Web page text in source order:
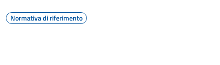
Normativa di riferimento